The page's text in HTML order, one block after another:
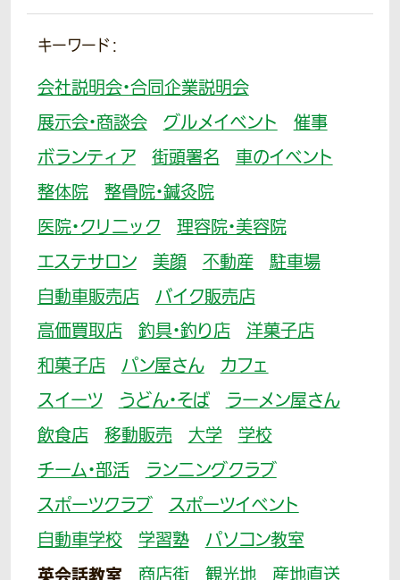
キーワード：
会社説明会・合同企業説明会
展示会・商談会
グルメイベント
催事
ボランティア
街頭署名
車のイベント
整体院
整骨院・鍼灸院
医院・クリニック
理容院・美容院
エステサロン
美顔 不動産
駐車場
自動車販売店
バイク販売店
高価買取店
釣具・釣り店
洋菓子店
和菓子店
パン屋さん
カフェ
スイーツ
うどん・そば
ラーメン屋さん
飲食店
移動販売 大学
学校
チーム・部活
ランニングクラブ
スポーツクラブ
スポーツイベント
自動車学校
学習塾 パソコン教室